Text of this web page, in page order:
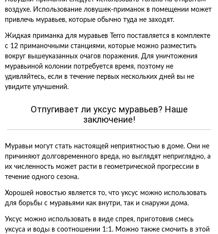
воздухе. Использование ловушек-приманок в помещении может
привлечь муравьев, которые обычно туда не заходят.
Жидкая приманка для муравьев Terro поставляется в комплекте
с 12 приманочными станциями, которые можно разместить
вокруг вышеуказанных очагов поражения. Для уничтожения
муравьиной колонии потребуется время, поэтому не
удивляйтесь, если в течение первых нескольких дней вы не
увидите улучшений.
Отпугивает ли уксус муравьев? Наше
заключение!
Муравьи могут стать настоящей неприятностью в доме. Они не
причиняют долговременного вреда, но выглядят неприглядно, а
их численность может расти в геометрической прогрессии в
течение одного сезона.
Хорошей новостью является то, что уксус можно использовать
для борьбы с муравьями как внутри, так и снаружи дома.
Уксус можно использовать в виде спрея, приготовив смесь
уксуса и воды в соотношении 1:1. Можно также смочить в этой